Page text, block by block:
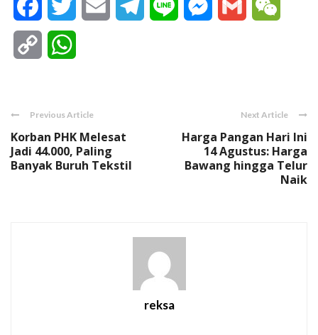
FacebookTwitter Email Telegram
Line Messenger
Gmail
Copy
Previous Article
Korban PHK Melesat
Jadi 44.000, Paling
Banyak Buruh Tekstil
Next Article
Harga Pangan Hari Ini
14 Agustus: Harga
Bawang hingga Telur
Naik
reksa